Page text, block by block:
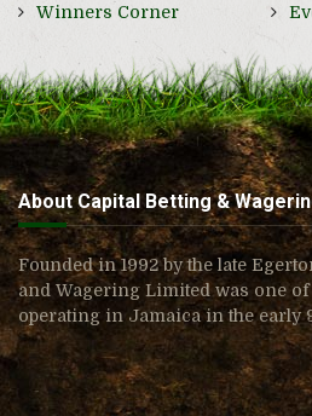
Winners Corner
About Capital Betting &
Founded in 1992 by the late
and Wagering Limited was one
operating in Jamaica in the early